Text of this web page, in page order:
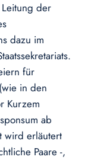
der
dazu im
für
in den
Kurzem
ab
wird erläutert
Paare -,